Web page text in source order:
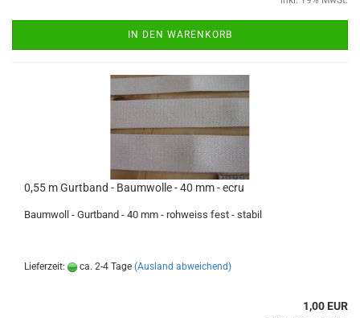
IN DEN WARENKORB
0,55 m Gurtband - Baumwolle - 40 mm - ecru
Baumwoll - Gurtband - 40 mm - rohweiss fest - stabil
Lieferzeit: ca. 2-4 Tage (Ausland abweichend)
1,00 EUR